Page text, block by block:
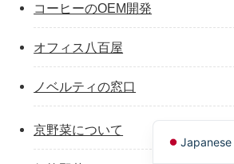
コーヒーのOEM開発
オフィス八百屋
ノベルティの窓口
京野菜について
Japanese